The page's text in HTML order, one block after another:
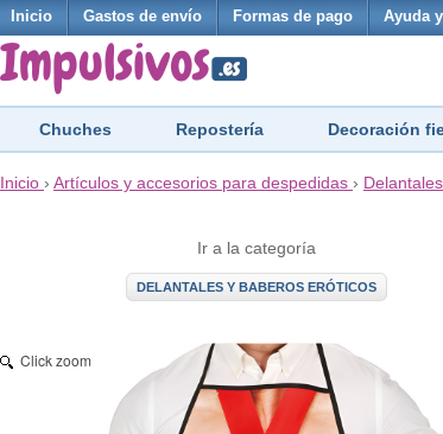
Inicio Gastos de envío Formas de pago Ayuda
Chuches Repostería Decoración
Inicio › Artículos y accesorios para despedidas ›
Ir a la categoría
DELANTALES Y BABEROS ERÓTICOS
Click zoom